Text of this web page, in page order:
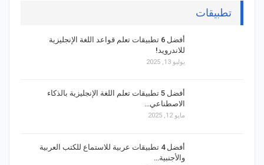
تطبيقات
أفضل 6 تطبيقات تعلم قواعد اللغة الإنجليزية
للاندرويد!
يوليو 13, 2025
أفضل 5 تطبيقات تعلم اللغة الإنجليزية بالذكاء
الاصطناعي…
مايو 12, 2025
أفضل 4 تطبيقات عربية للاستماع للكتب العربية
والأجنبية…